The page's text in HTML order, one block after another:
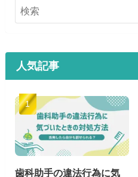
人気記事
歯科助手の違法行為に気